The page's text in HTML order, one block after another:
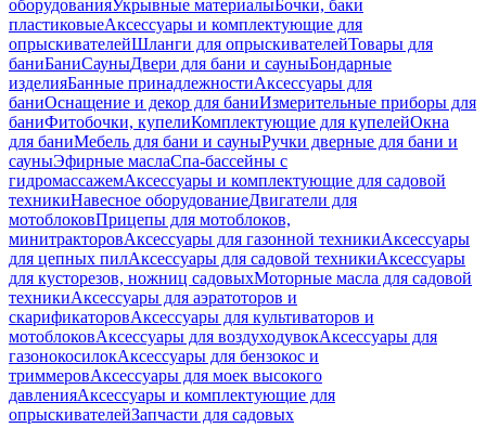
оборудованияУкрывные материалыБочки, баки
пластиковыеАксессуары и комплектующие для
опрыскивателейШланги для опрыскивателейТовары для
баниБаниСауныДвери для бани и сауныБондарные
изделияБанные принадлежностиАксессуары для
баниОснащение и декор для баниИзмерительные приборы для
баниФитобочки, купелиКомплектующие для купелейОкна
для баниМебель для бани и сауныРучки дверные для бани и
сауныЭфирные маслаСпа-бассейны с
гидромассажемАксессуары и комплектующие для садовой
техникиНавесное оборудованиеДвигатели для
мотоблоковПрицепы для мотоблоков,
минитракторовАксессуары для газонной техникиАксессуары
для цепных пилАксессуары для садовой техникиАксессуары
для кусторезов, ножниц садовыхМоторные масла для садовой
техникиАксессуары для аэратоторов и
скарификаторовАксессуары для культиваторов и
мотоблоковАксессуары для воздуходувокАксессуары для
газонокосилокАксессуары для бензокос и
триммеровАксессуары для моек высокого
давленияАксессуары и комплектующие для
опрыскивателейЗапчасти для садовых